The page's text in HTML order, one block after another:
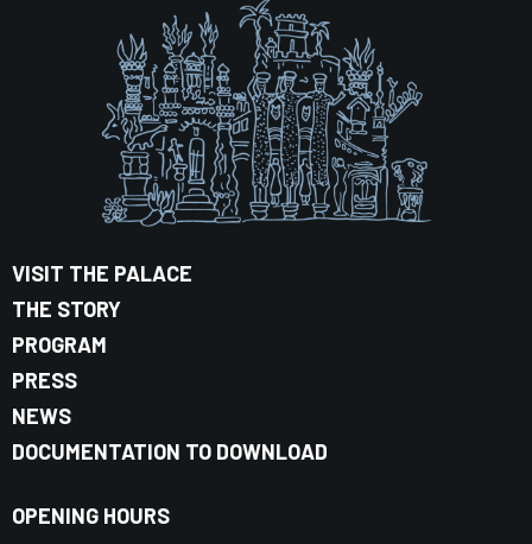
VISIT THE PALACE
THE STORY
PROGRAM
PRESS
NEWS
DOCUMENTATION TO DOWNLOAD
OPENING HOURS